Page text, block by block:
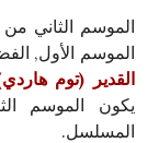
الموسم الثاني
الموسم الأول,
القدير (توم
يكون الموسم
المسلسل.